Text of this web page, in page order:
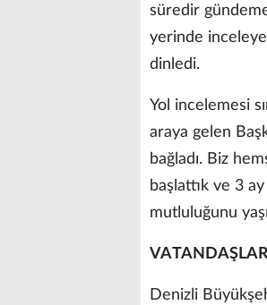
süredir
yerinde
dinledi.
Yol incelemesi
araya gelen
bağladı. Biz
başlattık ve 3
mutluluğunu
Denizli